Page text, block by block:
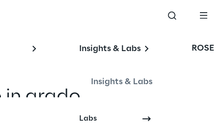
Insights & Labs
Insights & Labs
Labs
ROSE
in grado
di